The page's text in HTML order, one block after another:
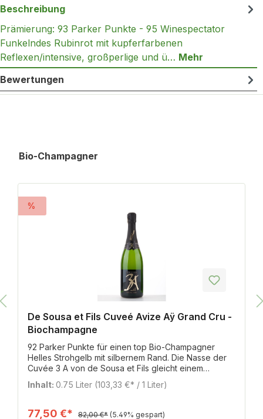
Beschreibung
Prämierung: 93 Parker Punkte - 95 Winespectator
Funkelndes Rubinrot mit kupferfarbenen
Reflexen/intensive, großperlige und ü… Mehr
Bewertungen
Produktgalerie überspringen
Bio-Champagner
%
De Sousa et Fils Cuveé Avize Aÿ Grand Cru -
Biochampagne
92 Parker Punkte für einen top Bio-Champagner
Helles Strohgelb mit silbernem Rand. Die Nasse der
Cuvée 3 A von de Sousa et Fils gleicht einem
Feuerwerk am Nachthimmel, respektive Gaumen des
geneigten Trinkers. Zitrisch im Auftakt ziehen gelbe
unterlegt diese mit grünem Glitzer, Noten nach
Inhalt: 0.75 Liter (103,33 €* / 1 Liter)
77,50 €* 82,00 €* (5.49% gespart)